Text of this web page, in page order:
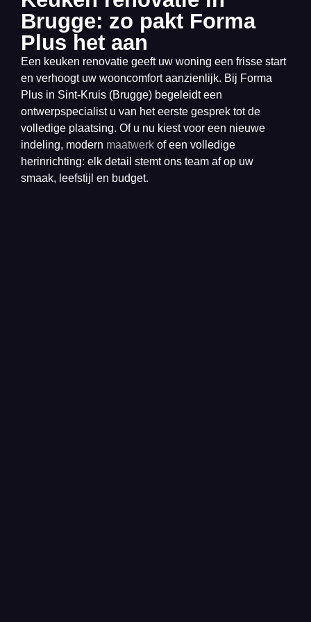
Brugge: zo pakt Forma
Plus het aan
Een keuken renovatie geeft uw woning een frisse start
en verhoogt uw wooncomfort aanzienlijk. Bij Forma
Plus in Sint-Kruis (Brugge) begeleidt een
ontwerpspecialist u van het eerste gesprek tot de
volledige plaatsing. Of u nu kiest voor een nieuwe
indeling, modern maatwerk of een volledige
herinrichting: elk detail stemt ons team af op uw
smaak, leefstijl en budget.